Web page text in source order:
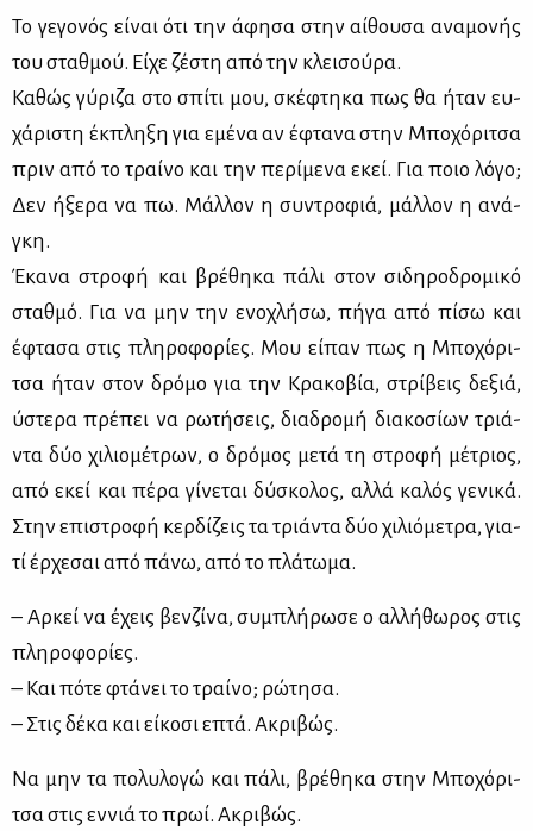
Το γε­γο­νός εί­ναι ότι την άφη­σα στην αί­θου­σα ανα­μο­νής
του σταθ­μού. Εί­χε ζέ­στη από την κλει­σού­ρα.
Κα­θώς γύ­ρι­ζα στο σπί­τι μου, σκέ­φτη­κα πως θα ήταν ευ­
χά­ρι­στη έκ­πλη­ξη για εμέ­να αν έφτα­να στην Μπο­χό­ρι­τσα
πριν από το τραί­νο και την πε­ρί­με­να εκεί. Για ποιο λό­γο;
Δεν ήξε­ρα να πω. Μάλ­λον η συ­ντρο­φιά, μάλ­λον η ανά­
γκη.
Έκα­να στρο­φή και βρέ­θη­κα πά­λι στον σι­δη­ρο­δρο­μι­κό
σταθ­μό. Για να μην την ενο­χλή­σω, πή­γα από πί­σω και
έφτα­σα στις πλη­ρο­φο­ρί­ες. Μου εί­παν πως η Μπο­χό­ρι­
τσα ήταν στον δρό­μο για την Κρα­κο­βία, στρί­βεις δε­ξιά,
ύστε­ρα πρέ­πει να ρω­τή­σεις, δια­δρο­μή δια­κο­σί­ων τριά­
ντα δύο χι­λιο­μέ­τρων, ο δρό­μος με­τά τη στρο­φή μέ­τριος,
από εκεί και πέ­ρα γί­νε­ται δύ­σκο­λος, αλ­λά κα­λός γε­νι­κά.
Στην επι­στρο­φή κερ­δί­ζεις τα τριά­ντα δύο χι­λιό­με­τρα, για­
τί έρ­χε­σαι από πά­νω, από το πλά­τω­μα.
– Αρ­κεί να έχεις βεν­ζί­να, συ­μπλή­ρω­σε ο αλ­λή­θω­ρος στις
πλη­ρο­φο­ρί­ες.
– Και πό­τε φτά­νει το τραί­νο; ρώ­τη­σα.
– Στις δέ­κα και εί­κο­σι επτά. Ακρι­βώς.
Να μην τα πο­λυ­λο­γώ και πά­λι, βρέ­θη­κα στην Μπο­χό­ρι­
τσα στις εν­νιά το πρωί. Ακρι­βώς.